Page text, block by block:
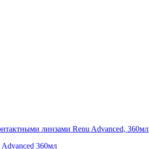
линзами Renu Advanced, 360мл